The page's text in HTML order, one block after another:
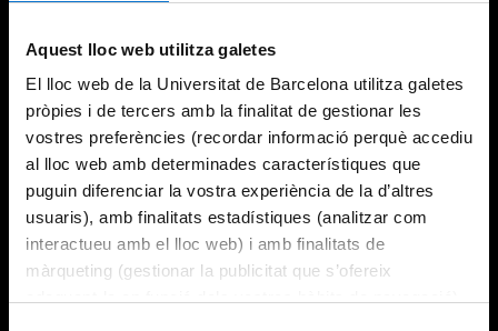
Aquest lloc web utilitza galetes
El lloc web de la Universitat de Barcelona utilitza galetes
pròpies i de tercers amb la finalitat de gestionar les
vostres preferències (recordar informació perquè accediu
al lloc web amb determinades característiques que
puguin diferenciar la vostra experiència de la d’altres
usuaris), amb finalitats estadístiques (analitzar com
interactueu amb el lloc web) i amb finalitats de
màrqueting (gestionar la publicitat que s’ofereix